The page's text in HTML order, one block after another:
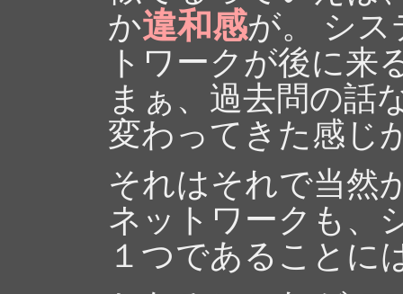
か違和感が。 シ
トワークが後に来
まぁ、過去問の話
変わってきた感じ
それはそれで当然
ネットワークも、
１つであることに